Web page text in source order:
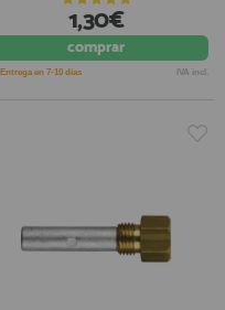
1,30€
comprar
Entrega en 7-10 días IVA incl.